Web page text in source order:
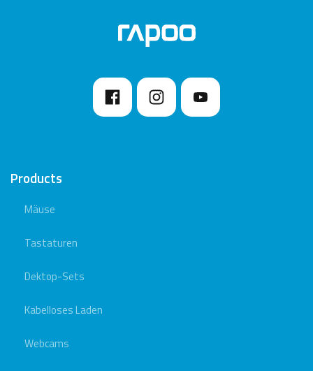
Products
Mäuse
Tastaturen
Dektop-Sets
Kabelloses Laden
Webcams